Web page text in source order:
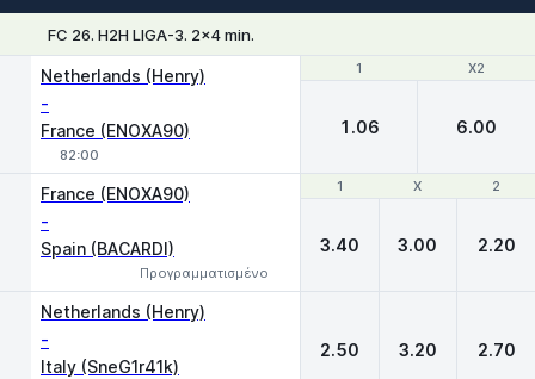
FC 26. H2H LIGA-3. 2x4 min.
1 X2
Netherlands (Henry)
-
France (ENOXA90)
82:00
1 X2
1.06 6.00
1 X 2
France (ENOXA90)
-
Spain (BACARDI)
Προγραμματισμένο
1 X 2
3.40 3.00 2.20
Netherlands (Henry)
-
Italy (SneG1r41k)
2.50 3.20 2.70